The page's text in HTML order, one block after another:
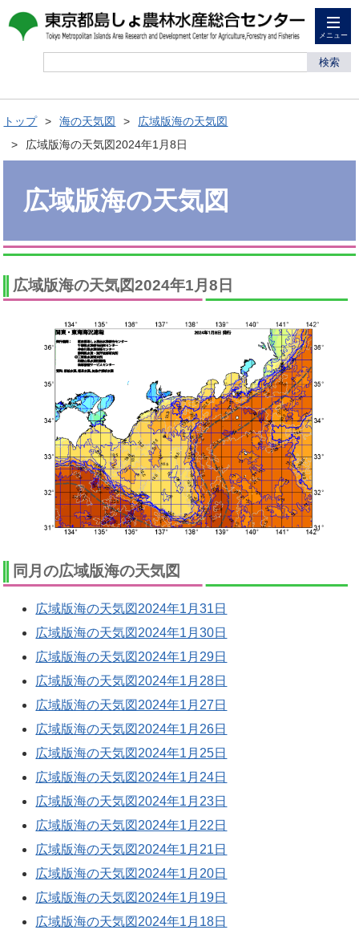
メニュー
検索
トップ 海の天気図
広域版海の天気図
広域版海の天気図2024年1月8日
広域版海の天気図
広域版海の天気図2024年1月8日
同月の広域版海の天気図
広域版海の天気図2024年1月31日
広域版海の天気図2024年1月30日
広域版海の天気図2024年1月29日
広域版海の天気図2024年1月28日
広域版海の天気図2024年1月27日
広域版海の天気図2024年1月26日
広域版海の天気図2024年1月25日
広域版海の天気図2024年1月24日
広域版海の天気図2024年1月23日
広域版海の天気図2024年1月22日
広域版海の天気図2024年1月21日
広域版海の天気図2024年1月20日
広域版海の天気図2024年1月19日
広域版海の天気図2024年1月18日